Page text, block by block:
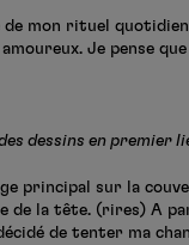
mon rituel
Je pense
dessins en premier
principal sur la
de la tête. (rires) A
de tenter ma